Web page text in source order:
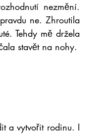
nezmění.
ne. Zhroutila
Tehdy mě držela
stavět na nohy.
a vytvořit rodinu. I